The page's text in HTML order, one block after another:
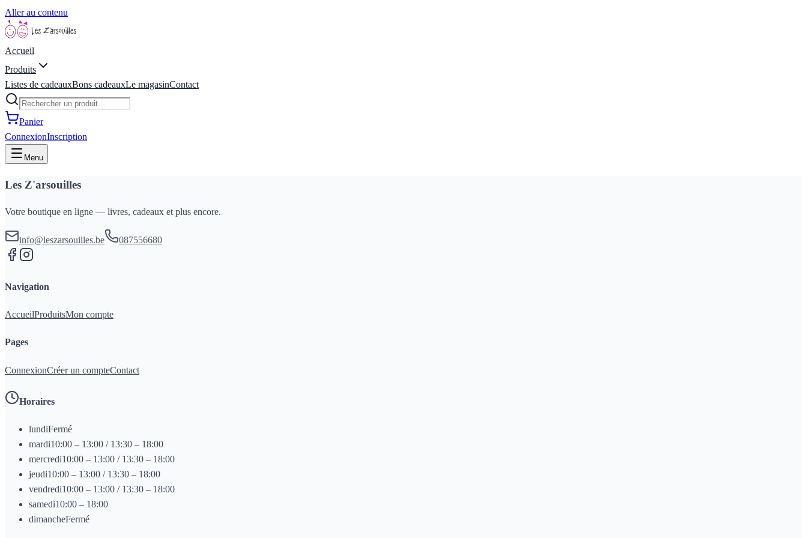
Aller au contenu
Accueil
Produits
Listes de cadeauxBons cadeauxLe magasinContact
Panier
ConnexionInscription
Menu
Les Z'arsouilles
Votre boutique en ligne — livres, cadeaux et plus encore.
info@leszarsouilles.be 087556680
Navigation
AccueilProduitsMon compte
Pages
ConnexionCréer un compteContact
Horaires
lundiFermé
mardi10:00 – 13:00 / 13:30 – 18:00
mercredi10:00 – 13:00 / 13:30 – 18:00
jeudi10:00 – 13:00 / 13:30 – 18:00
vendredi10:00 – 13:00 / 13:30 – 18:00
samedi10:00 – 18:00
dimancheFermé